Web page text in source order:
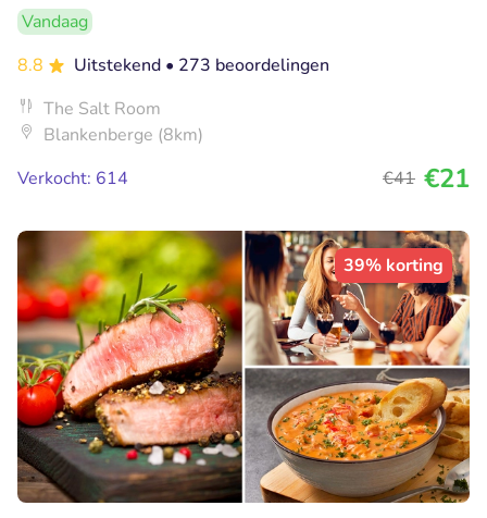
Vandaag
8.8
Uitstekend • 273 beoordelingen
The Salt Room
Blankenberge (8km)
Verkocht: 614
€41 €21
39% korting